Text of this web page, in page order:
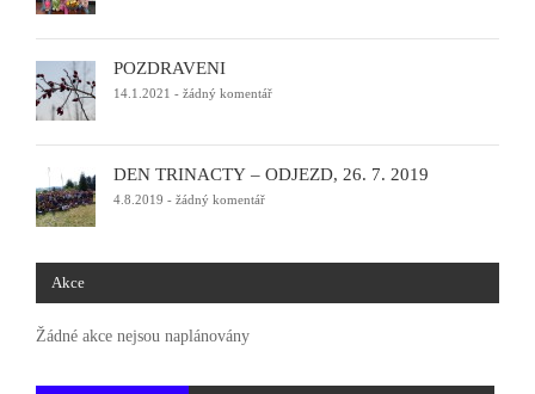
POZDRAVENÍ
14.1.2021 - žádný komentář
DEN TŘINÁCTÝ – ODJEZD, 26. 7. 2019
4.8.2019 - žádný komentář
Akce
Žádné akce nejsou naplánovány